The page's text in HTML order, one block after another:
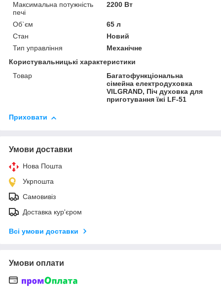
Максимальна потужність
печі
2200 Вт
Об`єм
65 л
Стан
Новий
Тип управління
Механічне
Користувальницькі характеристики
Товар
Багатофункціональна
сімейна електродуховка
VILGRAND, Піч духовка для
приготування їжі LF-51
Приховати
Умови доставки
Нова Пошта
Укрпошта
Самовивіз
Доставка кур'єром
Всі умови доставки
Умови оплати